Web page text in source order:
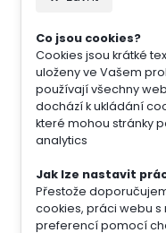
Co jsou cookies?
Cookies jsou krátké
uloženy ve Vašem
používají všechny
dochází k ukládání
které mohou stránky
analytics
Jak lze nastavit
Přestože
cookies, práci webu s
preferencí pomocí